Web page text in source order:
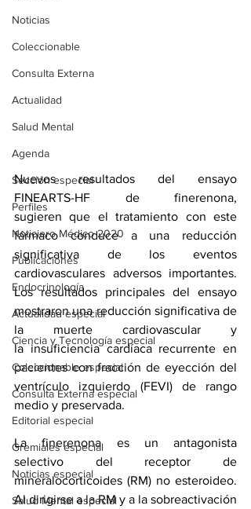
Noticias
Coleccionable
Consulta Externa
Actualidad
Salud Mental
Agenda
Sección especial
Perfiles
Noticiero Médico 2020
Publicaciones
Endocrinología
Actualidad especial
Ciencia y Tecnología especial
Coleccionable especial
Consulta Externa especial
Editorial especial
Gremiales especial
Noticias especial
Salud Mental especial
Nuevos resultados del ensayo
FINEARTS-HF de finerenona,
sugieren que el tratamiento con este
fármaco conduce a una reducción
significativa de los eventos
cardiovasculares adversos importantes.
Los resultados principales del ensayo
mostraron una reducción significativa de
la muerte cardiovascular y
la insuficiencia cardíaca recurrente en
pacientes con fracción de eyección del
ventrículo izquierdo (FEVI) de rango
medio y preservada.
La finerenona es un antagonista
selectivo del receptor de
mineralocorticoides (RM) no esteroideo.
Al dirigirse a la RM y a la sobreactivación